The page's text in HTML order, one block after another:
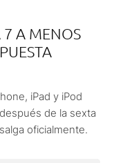
7 A MENOS
iPad y iPod
de la sexta
oficialmente.